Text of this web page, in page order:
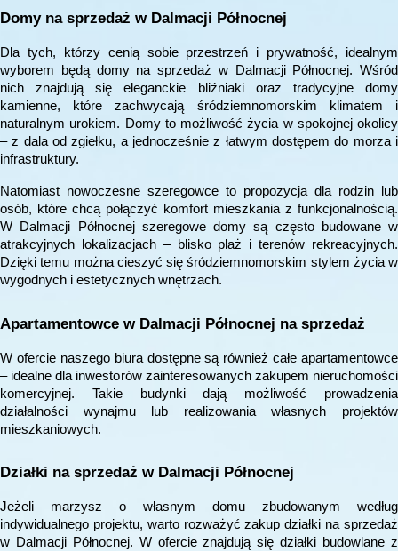
Domy na sprzedaż w Dalmacji Północnej
Dla tych, którzy cenią sobie przestrzeń i prywatność, idealnym
wyborem będą domy na sprzedaż w Dalmacji Północnej. Wśród
nich znajdują się eleganckie bliźniaki oraz tradycyjne domy
kamienne, które zachwycają śródziemnomorskim klimatem i
naturalnym urokiem. Domy to możliwość życia w spokojnej okolicy
– z dala od zgiełku, a jednocześnie z łatwym dostępem do morza i
infrastruktury.
Natomiast nowoczesne szeregowce to propozycja dla rodzin lub
osób, które chcą połączyć komfort mieszkania z funkcjonalnością.
W Dalmacji Północnej szeregowe domy są często budowane w
atrakcyjnych lokalizacjach – blisko plaż i terenów rekreacyjnych.
Dzięki temu można cieszyć się śródziemnomorskim stylem życia w
wygodnych i estetycznych wnętrzach.
Apartamentowce w Dalmacji Północnej na sprzedaż
W ofercie naszego biura dostępne są również całe apartamentowce
– idealne dla inwestorów zainteresowanych zakupem nieruchomości
komercyjnej. Takie budynki dają możliwość prowadzenia
działalności wynajmu lub realizowania własnych projektów
mieszkaniowych.
Działki na sprzedaż w Dalmacji Północnej
Jeżeli marzysz o własnym domu zbudowanym według
indywidualnego projektu, warto rozważyć zakup działki na sprzedaż
w Dalmacji Północnej. W ofercie znajdują się działki budowlane z